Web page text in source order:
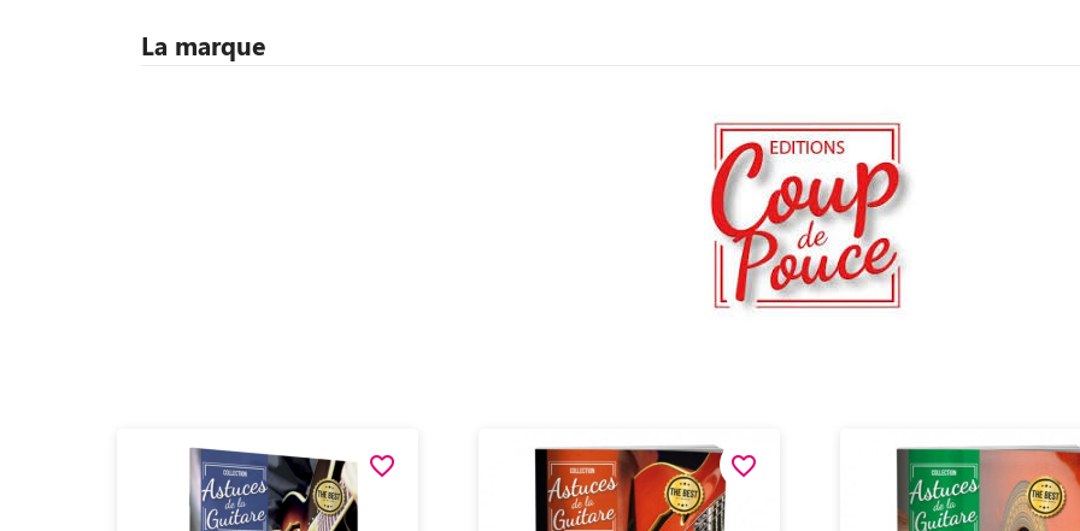
La marque
favorite_border favorite_border